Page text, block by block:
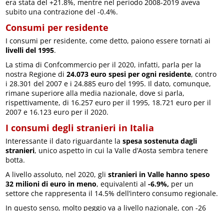
era stata del +21.8%, mentre nel periodo 2008-2019 aveva
subito una contrazione del -0.4%.
Consumi per residente
I consumi per residente, come detto, paiono essere tornati ai
livelli del 1995.
La stima di Confcommercio per il 2020, infatti, parla per la
nostra Regione di24.073 euro spesi per ogni residente, contro
i 28.301 del 2007 e i 24.885 euro del 1995. Il dato, comunque,
rimane superiore alla media nazionale, dove si parla,
rispettivamente, di 16.257 euro per il 1995, 18.721 euro per il
2007 e 16.123 euro per il 2020.
I consumi degli stranieri in Italia
Interessante il dato riguardante laspesa sostenuta dagli
stranieri, unico aspetto in cui la Valle d’Aosta sembra tenere
botta.
A livello assoluto, nel 2020, glistranieri in Valle hanno speso
32 milioni di euro in meno, equivalenti al -6.9%, per un
settore che rappresenta il 14.5% dell’intero consumo regionale.
In questo senso, molto peggio va a livello nazionale, con -26